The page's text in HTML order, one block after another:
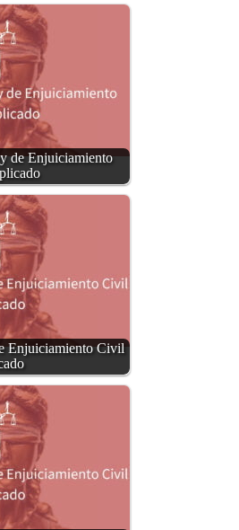
de Enjuiciamiento
Enjuiciamiento Civil